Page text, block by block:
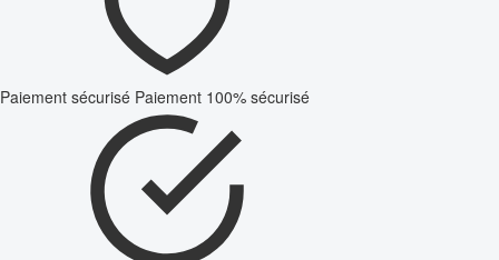
Paiement sécurisé Paiement 100% sécurisé